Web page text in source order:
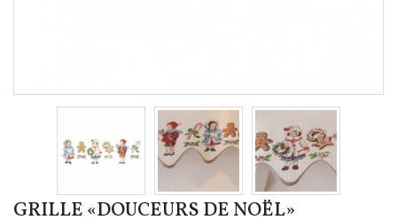
GRILLE «DOUCEURS DE NOËL»